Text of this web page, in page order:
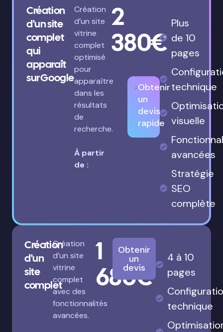
Création
d'un site
complet
qui
apparaît
sur Google
Création
d’un site
vitrine
complet
optimisé
pour
apparaître
dans les
résultats
de
recherche.
À partir
de :
2
380€
Obtenir
un
devis
rapide
Plus
de 10
pages
technique
visuelle
avancées
Stratégie
SEO
complète
Création
d'un
site
complet
Création
d’un site
vitrine
complet
avec des
fonctionnalités
avancées.
1
680€
Obtenir
un
devis
4 à 10
pages
technique